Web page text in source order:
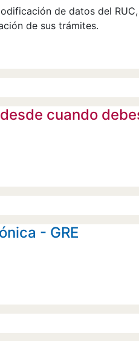
de datos del
de sus trámites.
cuando
- GRE